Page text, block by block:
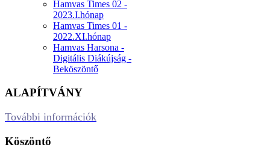
Hamvas Times 02 -
2023.I.hónap
Hamvas Times 01 -
2022.XI.hónap
Hamvas Harsona -
Digitális Diákújság -
Beköszöntő
ALAPÍTVÁNY
További információk
Köszöntő